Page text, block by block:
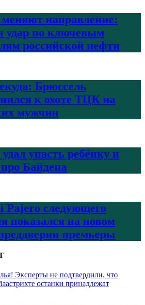
направление:
удар по ключевым
российской нефти
Брюссель
к охоте ТЦК на
мужчин
упасть ребёнку и
Байдена
Pajero следующего
показался на новом
премьеры